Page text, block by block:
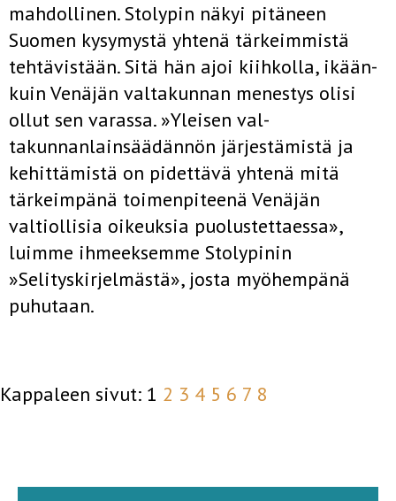
mahdollinen. Stolypin näkyi pitäneen
Suomen kysy­mystä yhtenä tärkeimmistä
tehtävistään. Sitä hän ajoi kiihkolla, ikään­
kuin Venäjän valtakunnan menestys olisi
ollut sen varassa. »Yleisen val­
takunnanlainsäädännön järjestämistä ja
kehittämistä on pidettävä yhtenä mitä
tärkeimpänä toimenpiteenä Venäjän
valtiollisia oikeuksia puolustettaessa»,
luimme ihmeeksemme Stolypinin
»Selityskirjelmästä», josta myöhempänä
puhutaan.
Kappaleen sivut: 1 2 3 4 5 6 7 8